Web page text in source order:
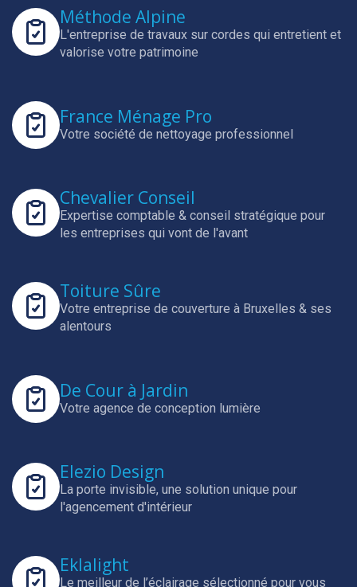
Méthode Alpine
L'entreprise de travaux sur cordes qui entretient et
valorise votre patrimoine
France Ménage Pro
Votre société de nettoyage professionnel
Chevalier Conseil
Expertise comptable & conseil stratégique pour
les entreprises qui vont de l'avant
Toiture Sûre
Votre entreprise de couverture à Bruxelles & ses
alentours
De Cour à Jardin
Votre agence de conception lumière
Elezio Design
La porte invisible, une solution unique pour
l'agencement d'intérieur
Eklalight
Le meilleur de l’éclairage sélectionné pour vous